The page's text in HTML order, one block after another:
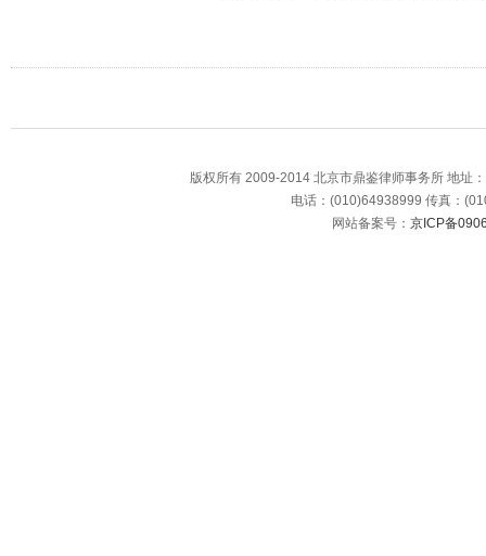
版权所有 2009-2014 北京市鼎鉴律师事务所 地址
电话：(010)64938999 传真：
网站备案号： 京ICP备